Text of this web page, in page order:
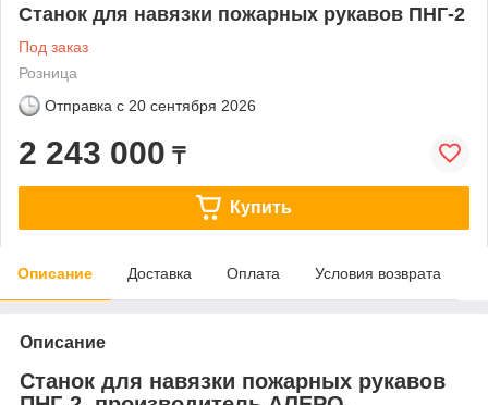
Станок для навязки пожарных рукавов ПНГ-2
Под заказ
Розница
Отправка с 20 сентября 2026
2 243 000 ₸
Купить
Описание Доставка Оплата Условия возврата
Описание
Станок для навязки пожарных рукавов